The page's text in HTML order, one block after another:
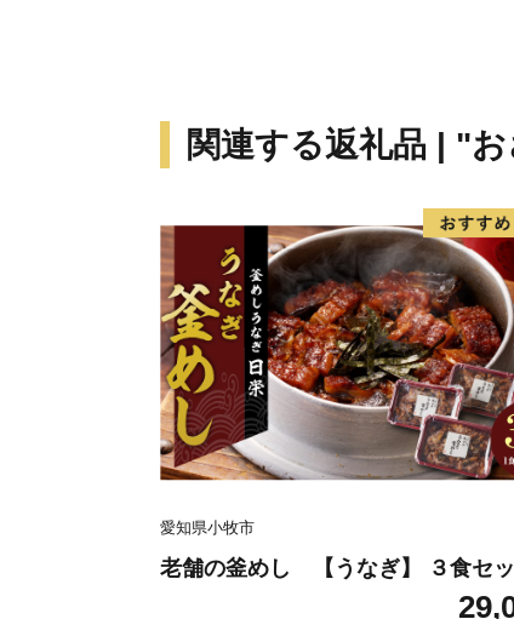
関連する返礼品 | "
愛知県小牧市
老舗の釜めし 【うなぎ】 ３食セ